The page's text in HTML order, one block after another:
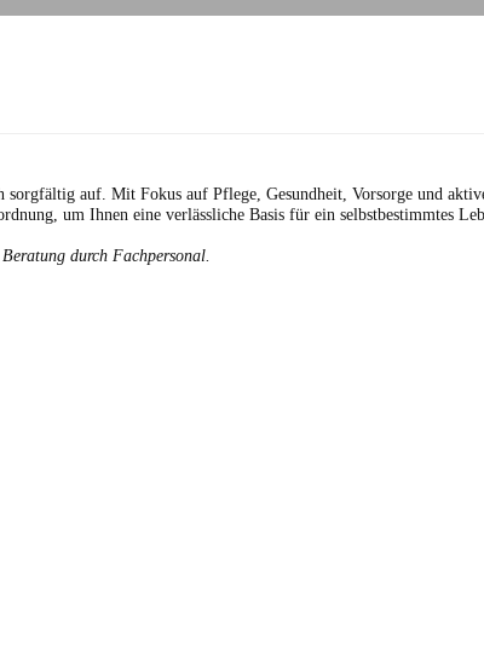
auf. Mit Fokus auf Pflege, Gesundheit, Vorsorge und
um Ihnen eine verlässliche Basis für ein selbstbestimmtes
durch Fachpersonal.